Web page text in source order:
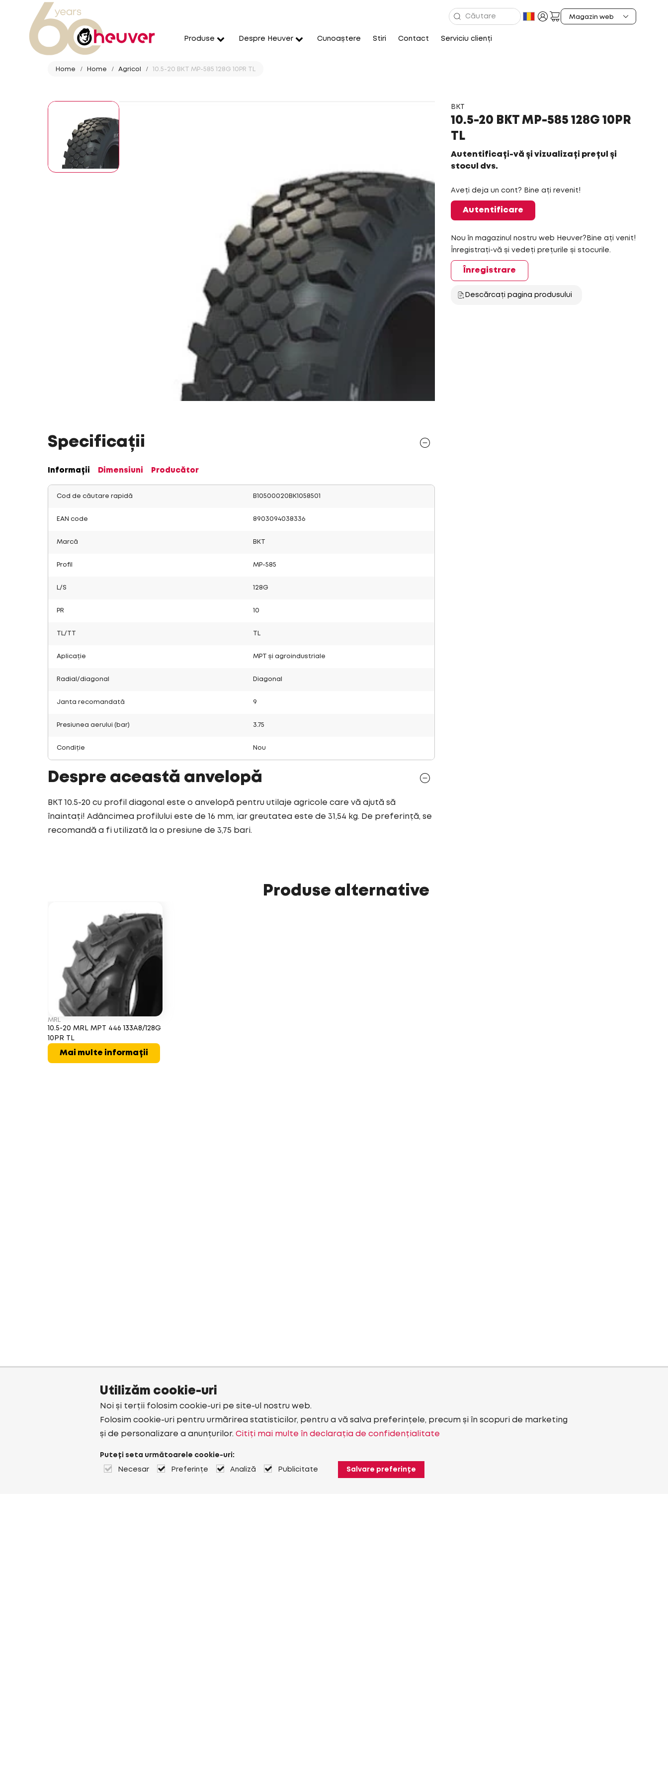
Produse Despre Heuver Cunoaștere Stiri Contact Serviciu clienți
Home Home Agricol 10.5-20 BKT MP-585 128G 10PR TL
BKT
10.5-20 BKT MP-585 128G 10PR
TL
Autentificați-vă și vizualizați prețul și
stocul dvs.
Aveți deja un cont? Bine ați revenit!
Autentificare
Nou în magazinul nostru web Heuver?Bine ați venit!
Înregistrați-vă și vedeți prețurile și stocurile.
Înregistrare
Descărcați pagina produsului
Specificații
Informații Dimensiuni Producător
Cod de căutare rapidă B10500020BK1058501
EAN code 8903094038336
Marcă BKT
Profil MP-585
L/S 128G
PR 10
TL/TT
Aplicație MPT și agroindustriale
Radial/diagonal Diagonal
Janta recomandată 9
Presiunea aerului (bar) 3.75
Condiție Nou
Despre această anvelopă
BKT 10.5-20 cu profil diagonal este o anvelopă pentru utilaje agricole care vă ajută să
înaintați! Adâncimea profilului este de 16 mm, iar greutatea este de 31,54 kg. De preferință, se
recomandă a fi utilizată la o presiune de 3,75 bari.
Produse alternative
MRL
10.5-20 MRL MPT 446 133A8/128G
10PR TL
Mai multe informații
Utilizăm cookie-uri
Noi și terții folosim cookie-uri pe site-ul nostru web.
Folosim cookie-uri pentru urmărirea statisticilor, pentru a vă salva preferințele, precum și în scopuri de marketing
și de personalizare a anunțurilor. Citiți mai multe în declarația de confidențialitate
Puteți seta următoarele cookie-uri:
Necesar Preferințe Analiză Publicitate Salvare preferințe